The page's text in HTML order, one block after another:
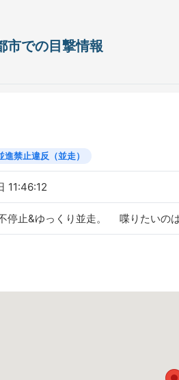
での目撃情報
進禁止違反（並走）
11:46:12
停止&ゆっくり並走。 喋りたいの